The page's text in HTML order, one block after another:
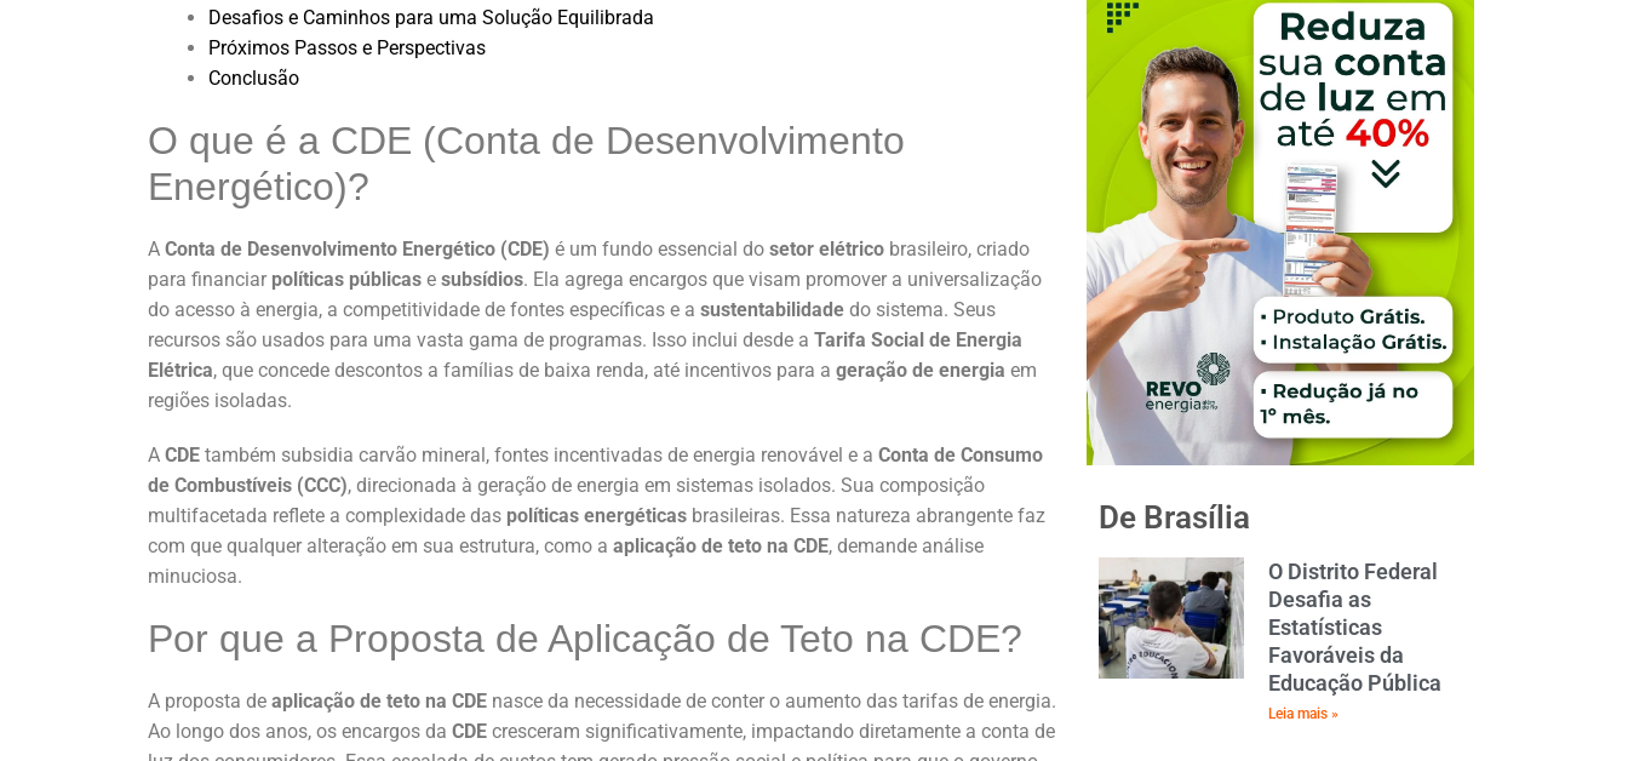
Desafios e Caminhos para uma Solução Equilibrada
Próximos Passos e Perspectivas
Conclusão
O que é a CDE (Conta de Desenvolvimento
Energético)?
A Conta de Desenvolvimento Energético (CDE) é um fundo essencial do setor elétrico brasileiro, criado
para financiar políticas públicas e subsídios. Ela agrega encargos que visam promover a universalização
do acesso à energia, a competitividade de fontes específicas e a sustentabilidade do sistema. Seus
recursos são usados para uma vasta gama de programas. Isso inclui desde a Tarifa Social de Energia
Elétrica, que concede descontos a famílias de baixa renda, até incentivos para a geração de energia em
regiões isoladas.
A CDE também subsidia carvão mineral, fontes incentivadas de energia renovável e a Conta de Consumo
de Combustíveis (CCC), direcionada à geração de energia em sistemas isolados. Sua composição
multifacetada reflete a complexidade das políticas energéticas brasileiras. Essa natureza abrangente faz
com que qualquer alteração em sua estrutura, como a aplicação de teto na CDE, demande análise
minuciosa.
Por que a Proposta de Aplicação de Teto na CDE?
A proposta de aplicação de teto na CDE nasce da necessidade de conter o aumento das tarifas de energia.
Ao longo dos anos, os encargos da CDE cresceram significativamente, impactando diretamente a conta de
De Brasília
O Distrito Federal
Desafia as
Estatísticas
Favoráveis da
Educação Pública
Leia mais »